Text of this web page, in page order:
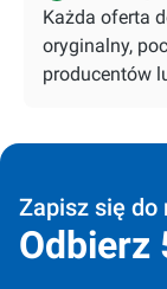
Każda oferta
oryginalny,
producentów
Zapisz się
Odbierz